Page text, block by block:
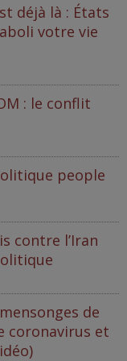
déjà là : États
votre vie
: le conflit
people
contre l’Iran
de
coronavirus et